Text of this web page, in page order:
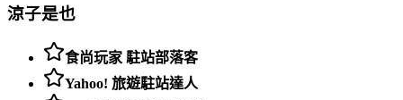
涼子是也
食尚玩家 駐站部落客
Yahoo! 旅遊駐站達人